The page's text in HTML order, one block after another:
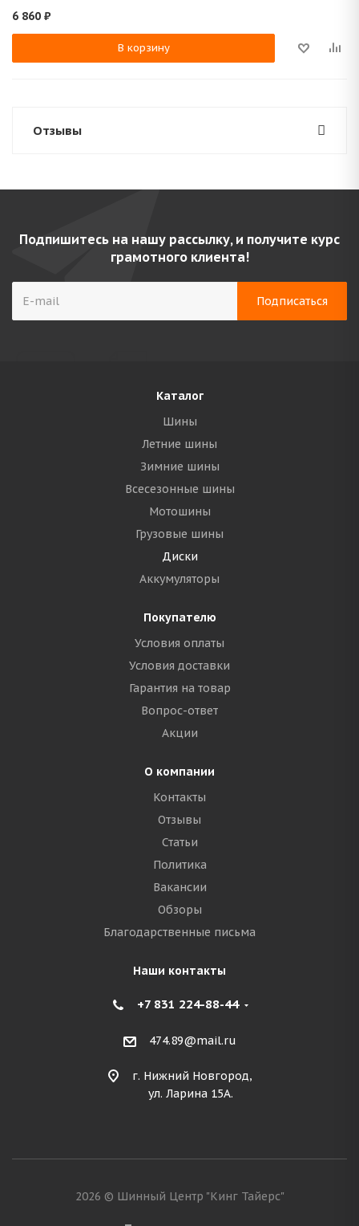
6 860 ₽
В корзину
Отзывы
Подпишитесь на нашу рассылку, и получите курс
грамотного клиента!
Каталог
Шины
Летние шины
Зимние шины
Всесезонные шины
Мотошины
Грузовые шины
Диски
Аккумуляторы
Покупателю
Условия оплаты
Условия доставки
Гарантия на товар
Вопрос-ответ
Акции
О компании
Контакты
Отзывы
Статьи
Политика
Вакансии
Обзоры
Благодарственные письма
Наши контакты
+7 831 224-88-44
474.89@mail.ru
г. Нижний Новгород,
ул. Ларина 15А.
2026 © Шинный Центр "Кинг Тайерс"